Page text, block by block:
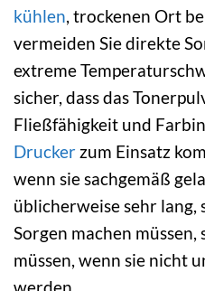
kühlen, trockenen Ort
vermeiden Sie direkte
extreme
sicher, dass das
Fließfähigkeit und
Drucker zum Einsatz
wenn sie sachgemäß
üblicherweise sehr lang,
Sorgen machen
müssen, wenn sie nicht